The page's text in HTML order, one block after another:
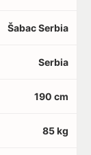
Šabac Serbia
Serbia
190 cm
85 kg